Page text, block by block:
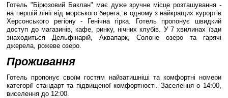
Готель "Бірюзовий Баклан" має дуже зручне місце розташування -
на першій лінії від морського берега, в одному з найкращих курортів
Херсонського регіону - Генічна гірка. Готель пропонує швидкий
доступ до магазинів, кафе, ринку, нічних клубів. У 7 хвилинах їзди
знаходиться Дельфінарій, Аквапарк, Солоне озеро та гарячі
джерела, рожеве озеро.
Проживання
Готель пропонує своїм гостям найзатишніші та комфортні номери
категорії стандарт та підвищеної комфортності. Заселення о 14:00,
виселення до 12:00.